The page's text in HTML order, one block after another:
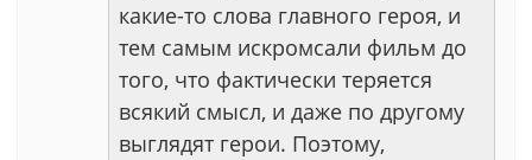
какие-то слова главного героя, и
тем самым искромсали фильм до
того, что фактически теряется
всякий смысл, и даже по другому
выглядят герои. Поэтому,